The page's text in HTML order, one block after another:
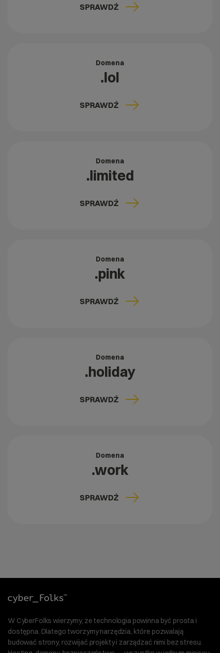
SPRAWDŹ
Domena
.lol
SPRAWDŹ
Domena
.limited
SPRAWDŹ
Domena
.pink
SPRAWDŹ
Domena
.holiday
SPRAWDŹ
Domena
.work
SPRAWDŹ
W CyberFolks wierzymy, że technologia powinna być prosta i
dostępna. Dlatego tworzymy narzędzia, które pozwalają
budować strony, rozwijać projekty i zarządzać nimi bez stresu.